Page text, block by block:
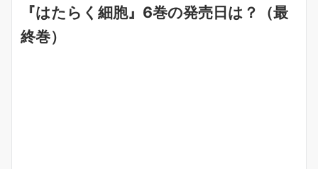
『はたらく細胞』6巻の発売日は？（最
終巻）